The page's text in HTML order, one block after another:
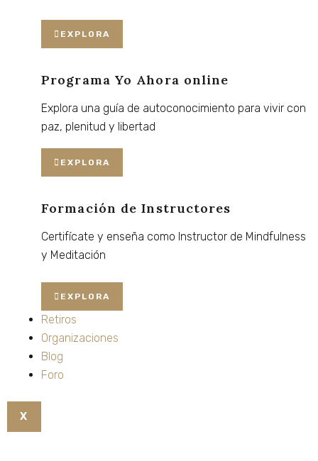
EXPLORA
Programa Yo Ahora online
Explora una guía de autoconocimiento para vivir con
paz, plenitud y libertad
EXPLORA
Formación de Instructores
Certifícate y enseña como Instructor de Mindfulness
y Meditación
EXPLORA
Retiros
Organizaciones
Blog
Foro
X